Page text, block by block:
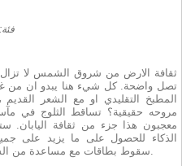
فئة:
ثقافة الارض من شروق الشمس لا
تصل واضحة. كل شيء هنا يبدو ان من
المطبخ التقليدي او مع الشعر
مروحه حقيقية؟ تساقط الثلوج في
معجبون هذا جزء من ثقافة
الذكاء للحصول على ما يزيد على
سقوط بطاقات مع مساعدة من السحر مشجعين من ارض لشروق الشمس.